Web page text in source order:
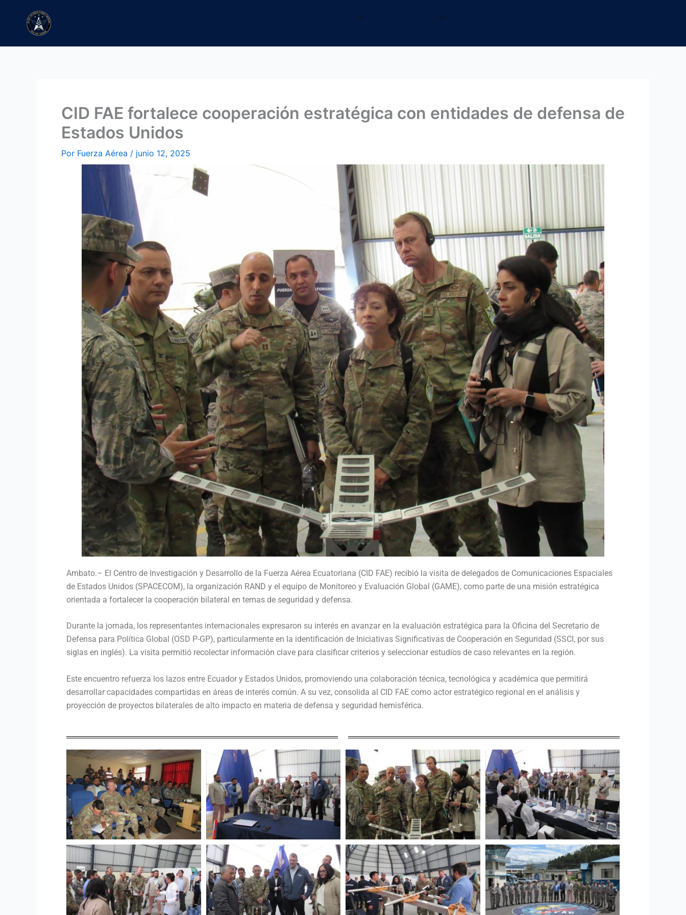
contenido
CID FAE fortalece cooperación estratégica con entidades de defensa de
Estados Unidos
Por Fuerza Aérea / junio 12, 2025
Ambato.– El Centro de Investigación y Desarrollo de la Fuerza Aérea Ecuatoriana (CID FAE) recibió la visita de delegados de Comunicaciones Espaciales
de Estados Unidos (SPACECOM), la organización RAND y el equipo de Monitoreo y Evaluación Global (GAME), como parte de una misión estratégica
orientada a fortalecer la cooperación bilateral en temas de seguridad y defensa.
Durante la jornada, los representantes internacionales expresaron su interés en avanzar en la evaluación estratégica para la Oficina del Secretario de
Defensa para Política Global (OSD P-GP), particularmente en la identificación de Iniciativas Significativas de Cooperación en Seguridad (SSCI, por sus
siglas en inglés). La visita permitió recolectar información clave para clasificar criterios y seleccionar estudios de caso relevantes en la región.
Este encuentro refuerza los lazos entre Ecuador y Estados Unidos, promoviendo una colaboración técnica, tecnológica y académica que permitirá
desarrollar capacidades compartidas en áreas de interés común. A su vez, consolida al CID FAE como actor estratégico regional en el análisis y
proyección de proyectos bilaterales de alto impacto en materia de defensa y seguridad hemisférica.